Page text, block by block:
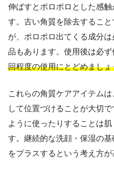
伸ばすとポロポロとした感
す。古い角質を除去するこ
が、ポロポロ出てくる成分
品もあります。使用後は必ず
回程度の使用にとどめましょ
これらの角質ケアアイテム
して位置づけることが大切
ように使ったりすることは
す。継続的な洗顔・保湿の
をプラスするという考え方が